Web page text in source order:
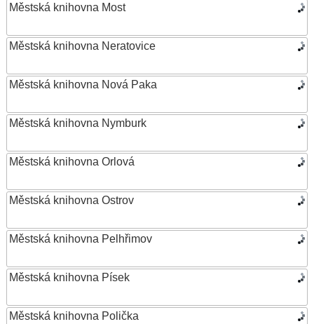
Městská knihovna Most
Městská knihovna Neratovice
Městská knihovna Nová Paka
Městská knihovna Nymburk
Městská knihovna Orlová
Městská knihovna Ostrov
Městská knihovna Pelhřimov
Městská knihovna Písek
Městská knihovna Polička